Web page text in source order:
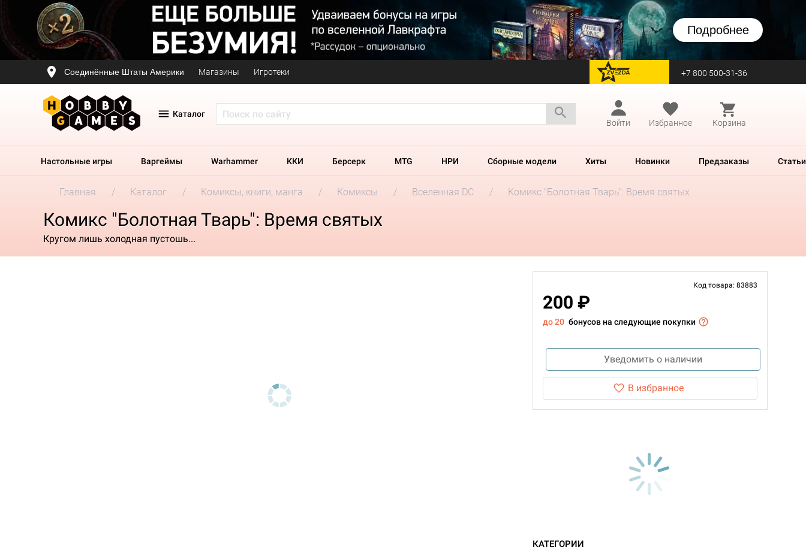
Подробнее
Соединённые Штаты Америки Магазины Игротеки перейти на Zvezda +7 800 500-31-36
Каталог
Войти
Избранное Корзина
Настольные игры Варгеймы Warhammer ККИ Берсерк MTG НРИ Сборные модели Хиты Новинки Предзаказы Статьи
Главная Каталог Комиксы, книги, манга Комиксы Вселенная DC Комикс "Болотная Тварь": Время cвятых
Комикс "Болотная Тварь": Время cвятых
Кругом лишь холодная пустошь...
Код товара: 83883
200 ₽
до 20 бонусов на следующие покупки
Уведомить о наличии
В избранное
КАТЕГОРИИ